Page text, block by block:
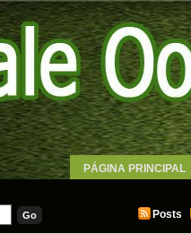
PÁGINA PRINCIPAL
Posts